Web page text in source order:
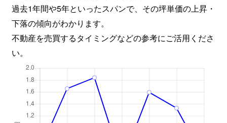
過去1年間や5年といったスパンで、その坪単価の上昇・
下落の傾向がわかります。
不動産を売買するタイミングなどの参考にご活用くださ
い。